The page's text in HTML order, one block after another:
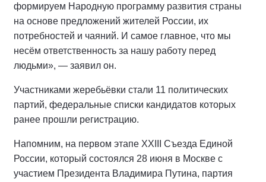
формируем Народную программу развития страны
на основе предложений жителей России, их
потребностей и чаяний. И самое главное, что мы
несём ответственность за нашу работу перед
людьми», — заявил он.
Участниками жеребьёвки стали 11 политических
партий, федеральные списки кандидатов которых
ранее прошли регистрацию.
Напомним, на первом этапе XXIII Съезда Единой
России, который состоялся 28 июня в Москве с
участием Президента Владимира Путина, партия